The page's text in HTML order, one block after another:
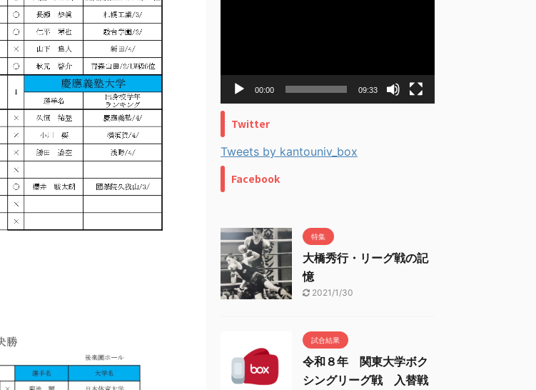
00:00 09:33
Twitter
Tweets by kantouniv_box
Facebook
特集
大橋秀行・リーグ戦の記
憶
2021/1/30
試合結果
令和８年 関東大学ボク
シングリーグ戦 入替戦